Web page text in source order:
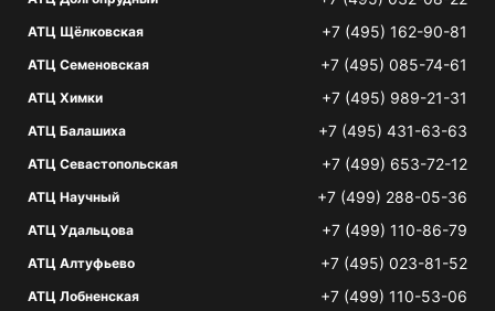
АТЦ Щёлковская +7 (495) 162-90-81
АТЦ Семеновская +7 (495) 085-74-61
АТЦ Химки +7 (495) 989-21-31
АТЦ Балашиха +7 (495) 431-63-63
АТЦ Севастопольская +7 (499) 653-72-12
АТЦ Научный +7 (499) 288-05-36
АТЦ Удальцова +7 (499) 110-86-79
АТЦ Алтуфьево +7 (495) 023-81-52
АТЦ Лобненская +7 (499) 110-53-06